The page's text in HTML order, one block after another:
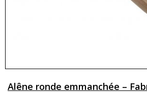
Alêne ronde emmanchée –